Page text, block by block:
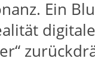
Ein
digitale